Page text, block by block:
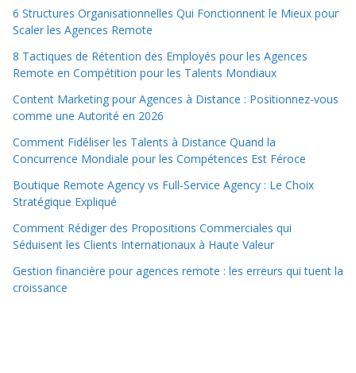
6 Structures Organisationnelles Qui Fonctionnent le Mieux pour
Scaler les Agences Remote
8 Tactiques de Rétention des Employés pour les Agences
Remote en Compétition pour les Talents Mondiaux
Content Marketing pour Agences à Distance : Positionnez-vous
comme une Autorité en 2026
Comment Fidéliser les Talents à Distance Quand la
Concurrence Mondiale pour les Compétences Est Féroce
Boutique Remote Agency vs Full-Service Agency : Le Choix
Stratégique Expliqué
Comment Rédiger des Propositions Commerciales qui
Séduisent les Clients Internationaux à Haute Valeur
Gestion financière pour agences remote : les erreurs qui tuent la
croissance